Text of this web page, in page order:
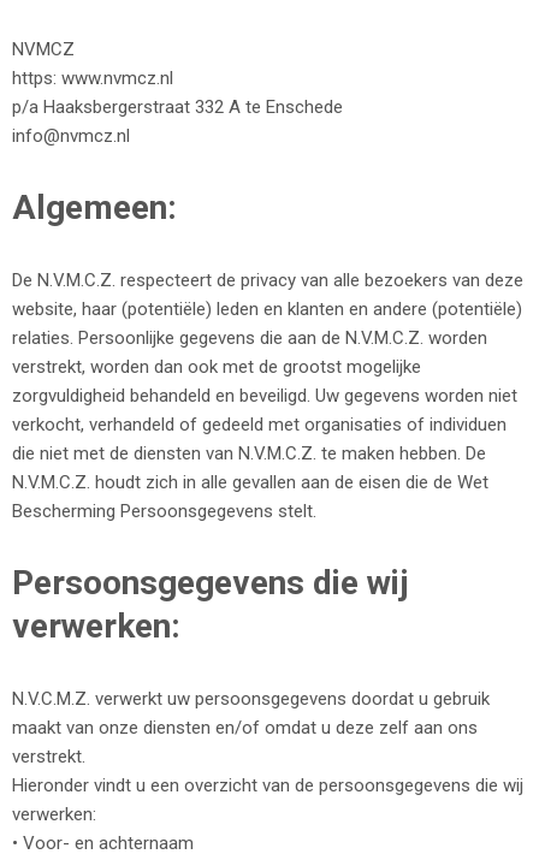
NVMCZ
https: www.nvmcz.nl
p/a Haaksbergerstraat 332 A te Enschede
info@nvmcz.nl
Algemeen:
De N.V.M.C.Z. respecteert de privacy van alle bezoekers van deze
website, haar (potentiële) leden en klanten en andere (potentiële)
relaties. Persoonlijke gegevens die aan de N.V.M.C.Z. worden
verstrekt, worden dan ook met de grootst mogelijke
zorgvuldigheid behandeld en beveiligd. Uw gegevens worden niet
verkocht, verhandeld of gedeeld met organisaties of individuen
die niet met de diensten van N.V.M.C.Z. te maken hebben. De
N.V.M.C.Z. houdt zich in alle gevallen aan de eisen die de Wet
Bescherming Persoonsgegevens stelt.
Persoonsgegevens die wij
verwerken:
N.V.C.M.Z. verwerkt uw persoonsgegevens doordat u gebruik
maakt van onze diensten en/of omdat u deze zelf aan ons
verstrekt.
Hieronder vindt u een overzicht van de persoonsgegevens die wij
verwerken:
• Voor- en achternaam